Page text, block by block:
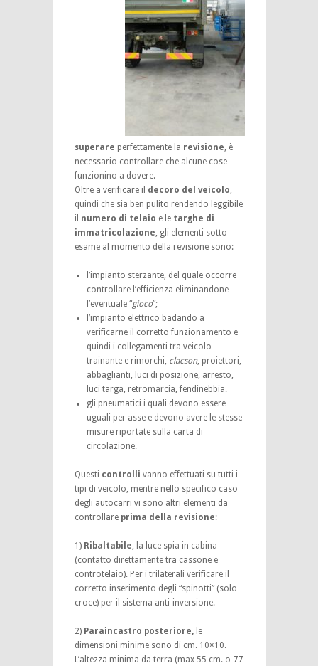
superare perfettamente la revisione, è
necessario controllare che alcune cose
funzionino a dovere.
Oltre a verificare il decoro del veicolo,
quindi che sia ben pulito rendendo leggibile
il numero di telaio e le targhe di
immatricolazione, gli elementi sotto
esame al momento della revisione sono:
l’impianto sterzante, del quale occorre
controllare l’efficienza eliminandone
l’eventuale “gioco”;
l’impianto elettrico badando a
verificarne il corretto funzionamento e
quindi i collegamenti tra veicolo
trainante e rimorchi, clacson, proiettori,
abbaglianti, luci di posizione, arresto,
luci targa, retromarcia, fendinebbia.
gli pneumatici i quali devono essere
uguali per asse e devono avere le stesse
misure riportate sulla carta di
circolazione.
Questi controlli vanno effettuati su tutti i
tipi di veicolo, mentre nello specifico caso
degli autocarri vi sono altri elementi da
controllare prima della revisione:
1) Ribaltabile, la luce spia in cabina
(contatto direttamente tra cassone e
controtelaio). Per i trilaterali verificare il
corretto inserimento degli “spinotti” (solo
croce) per il sistema anti-inversione.
2) Paraincastro posteriore,le
dimensioni minime sono di cm. 10×10.
L’altezza minima da terra (max 55 cm. o 77